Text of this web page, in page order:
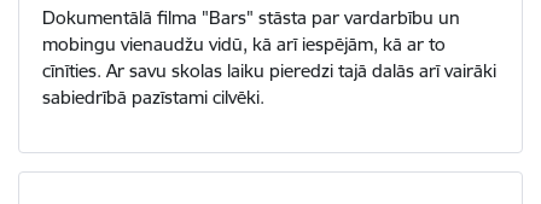
Dokumentālā filma "Bars" stāsta par vardarbību un
mobingu vienaudžu vidū, kā arī iespējām, kā ar to
cīnīties. Ar savu skolas laiku pieredzi tajā dalās arī vairāki
sabiedrībā pazīstami cilvēki.